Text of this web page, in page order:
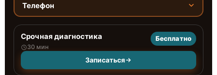
Телефон
Срочная диагностика
30 мин
Бесплатно
Записаться